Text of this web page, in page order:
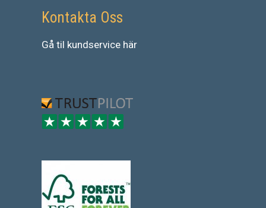
Kontakta Oss
Gå til kundservice här